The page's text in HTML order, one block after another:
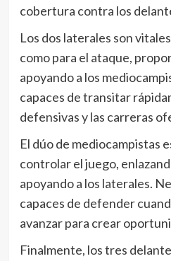
cobertura contra los
Los dos laterales son
como para el ataque,
apoyando a los
capaces de transitar
defensivas y las carreras
El dúo de mediocampistas
controlar el juego,
apoyando a los laterales.
capaces de defender
avanzar para crear
Finalmente, los tres